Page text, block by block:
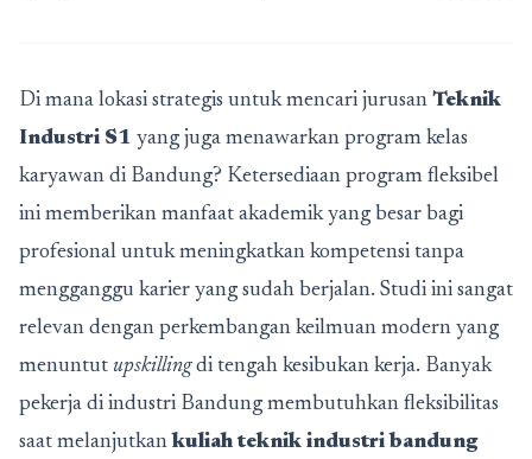
Di mana lokasi strategis untuk mencari jurusan Teknik
Industri S1 yang juga menawarkan program kelas
karyawan di Bandung? Ketersediaan program fleksibel
ini memberikan manfaat akademik yang besar bagi
profesional untuk meningkatkan kompetensi tanpa
mengganggu karier yang sudah berjalan. Studi ini sangat
relevan dengan perkembangan keilmuan modern yang
menuntut upskillingdi tengah kesibukan kerja. Banyak
pekerja di industri Bandung membutuhkan fleksibilitas
saat melanjutkan kuliah teknik industri bandung